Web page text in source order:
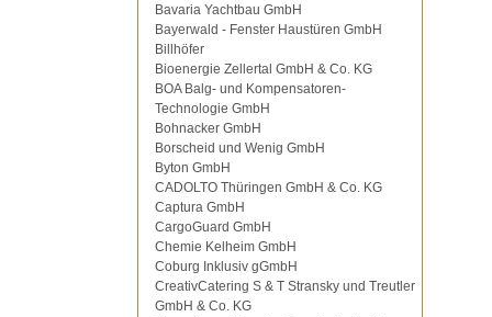
Bavaria Yachtbau GmbH
Bayerwald - Fenster Haustüren GmbH
Billhöfer
Bioenergie Zellertal GmbH & Co. KG
BOA Balg- und Kompensatoren-
Technologie GmbH
Bohnacker GmbH
Borscheid und Wenig GmbH
Byton GmbH
CADOLTO Thüringen GmbH & Co. KG
Captura GmbH
CargoGuard GmbH
Chemie Kelheim GmbH
Coburg Inklusiv gGmbH
CreativCatering S & T Stransky und Treutler
GmbH & Co. KG